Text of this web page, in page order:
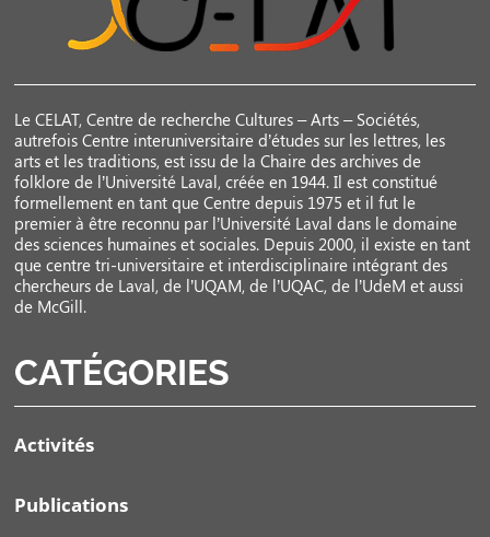
Le CELAT, Centre de recherche Cultures – Arts – Sociétés,
autrefois Centre interuniversitaire d’études sur les lettres, les
arts et les traditions, est issu de la Chaire des archives de
folklore de l’Université Laval, créée en 1944. Il est constitué
formellement en tant que Centre depuis 1975 et il fut le
premier à être reconnu par l’Université Laval dans le domaine
des sciences humaines et sociales. Depuis 2000, il existe en tant
que centre tri-universitaire et interdisciplinaire intégrant des
chercheurs de Laval, de l’UQAM, de l’UQAC, de l’UdeM et aussi
de McGill.
CATÉGORIES
Activités
Publications